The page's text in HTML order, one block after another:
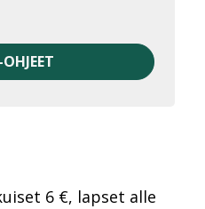
6 €, lapset alle